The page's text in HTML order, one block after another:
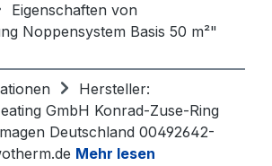
Eigenschaften von
Noppensystem Basis 50 m²"
Hersteller:
GmbH Konrad-Zuse-Ring
Deutschland 00492642-
Mehr lesen